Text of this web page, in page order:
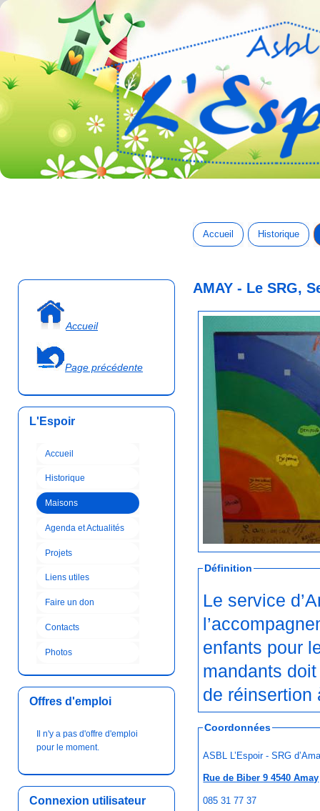
Accueil Historique
Accueil
Page précédente
L'Espoir
Accueil
Historique
Maisons
Agenda et Actualités
Projets
Liens utiles
Faire un don
Contacts
Photos
Offres d'emploi
Il n'y a pas d'offre d'emploi
pour le moment.
Connexion utilisateur
AMAY - Le SRG,
Définition
Le service
enfants pour
mandants
de réinsertion
Coordonnées
ASBL L’Espoir - SRG
Rue de Biber 9 4540 Amay
085 31 77 37